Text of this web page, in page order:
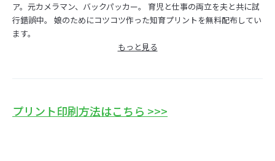
ア。元カメラマン、バックパッカー。 育児と仕事の両立を夫と共に試
行錯誤中。 娘のためにコツコツ作った知育プリントを無料配布してい
ます。
もっと見る
プリント印刷方法はこちら >>>